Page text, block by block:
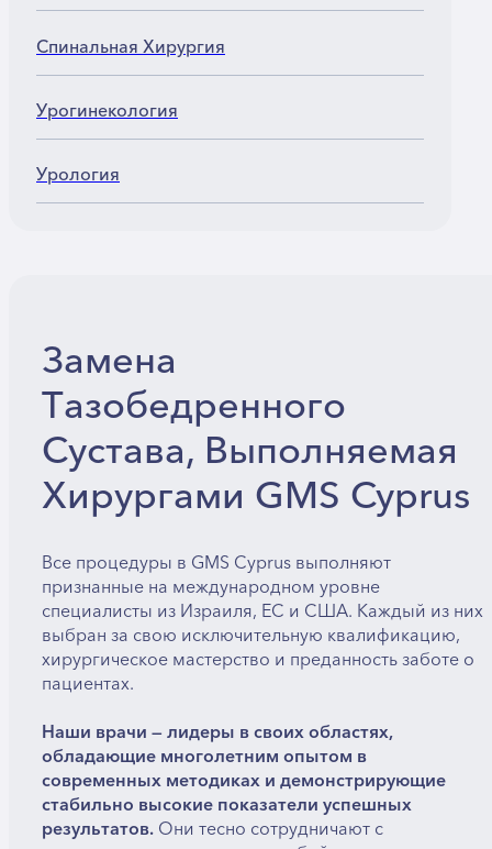
Спинальная Хирургия
Урогинекология
Урология
Замена
Тазобедренного
Сустава, Выполняемая
Хирургами GMS Cyprus
Все процедуры в GMS Cyprus выполняют
признанные на международном уровне
специалисты из Израиля, ЕС и США. Каждый из них
выбран за свою исключительную квалификацию,
хирургическое мастерство и преданность заботе о
пациентах.
Наши врачи — лидеры в своих областях,
обладающие многолетним опытом в
современных методиках и демонстрирующие
стабильно высокие показатели успешных
результатов.Они тесно сотрудничают с